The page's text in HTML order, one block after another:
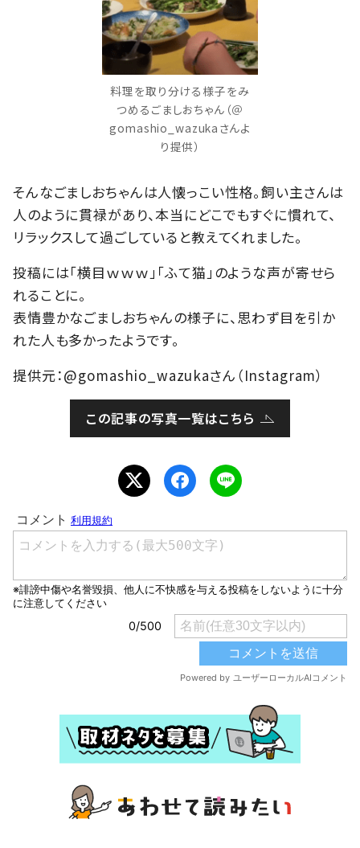
料理を取り分ける様子をみ
つめるごましおちゃん（＠
gomashio_wazukaさんよ
り提供）
そんなごましおちゃんは人懐っこい性格。飼い主さんは
人のように貫禄があり、本当にどこでもすぐに慣れて、
リラックスして過ごしていると教えてくれました。
投稿には「横目ｗｗｗ」「ふて猫」のような声が寄せら
れることに。
表情豊かなごましおちゃんの様子に、思わず目を引か
れた人も多かったようです。
提供元：@gomashio_wazukaさん（Instagram）
この記事の写真一覧はこちら